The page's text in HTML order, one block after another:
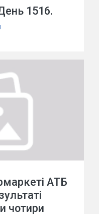
1516.
АТБ
чотири